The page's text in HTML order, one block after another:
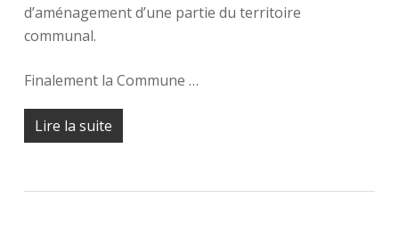
d’aménagement d’une partie du territoire
communal.
Finalement la Commune …
Lire la suite